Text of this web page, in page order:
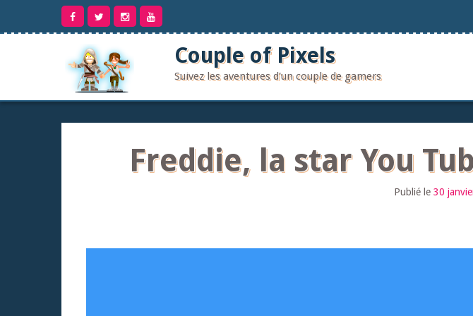
contenu
Couple of Pixels
Suivez les aventures d'un couple de gamers
Freddie, la star You
Publié le 30